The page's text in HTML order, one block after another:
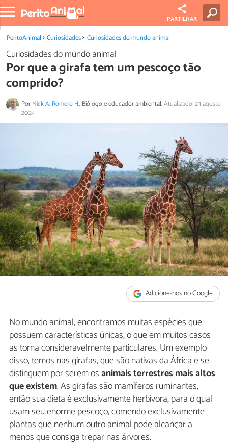
PARTILHAR
PeritoAnimal Curiosidades Curiosidades do mundo animal
Curiosidades do mundo animal
Por que a girafa tem um pescoço tão
comprido?
PorNick A. Romero H., Biólogo e educador ambiental.Atualizado: 23 agosto
2024
Adicione-nos no Google
No mundo animal, encontramos muitas espécies que
possuem características únicas, o que em muitos casos
as torna consideravelmente particulares. Um exemplo
disso, temos nas girafas, que são nativas da África e se
distinguem por serem osanimais terrestres mais altos
que existem. As girafas são mamíferos ruminantes,
então sua dieta é exclusivamente herbívora, para o qual
usam seu enorme pescoço, comendo exclusivamente
plantas que nenhum outro animal pode alcançar a
menos que consiga trepar nas árvores.